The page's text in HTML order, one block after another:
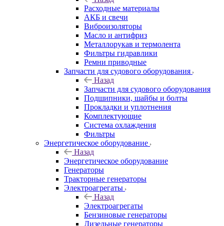
Расходные материалы
АКБ и свечи
Виброизоляторы
Масло и антифриз
Металлорукав и термолента
Фильтры гидравлики
Ремни приводные
Запчасти для судового оборудования
Назад
Запчасти для судового оборудования
Подшипники, шайбы и болты
Прокладки и уплотнения
Комплектующие
Система охлаждения
Фильтры
Энергетическое оборудование
Назад
Энергетическое оборудование
Генераторы
Тракторные генераторы
Электроагрегаты
Назад
Электроагрегаты
Бензиновые генераторы
Дизельные генераторы